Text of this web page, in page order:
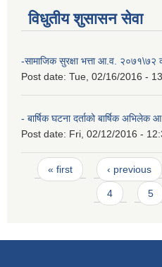
विधुतीय शुसासन सेवा
-सामाजिक सुरक्षा भत्ता आ.व.
Post date: Tue, 02/16/2016 -
- बार्षिक घटना दर्ताको बार्षिक
Post date: Fri, 02/12/2016 -
Pages
« first ‹ previous
4 5